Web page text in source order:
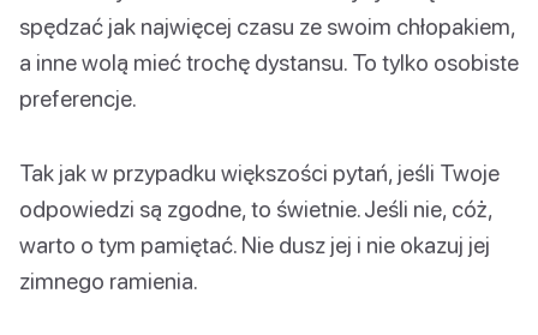
spędzać jak najwięcej czasu ze swoim chłopakiem,
a inne wolą mieć trochę dystansu. To tylko osobiste
preferencje.
Tak jak w przypadku większości pytań, jeśli Twoje
odpowiedzi są zgodne, to świetnie. Jeśli nie, cóż,
warto o tym pamiętać. Nie dusz jej i nie okazuj jej
zimnego ramienia.